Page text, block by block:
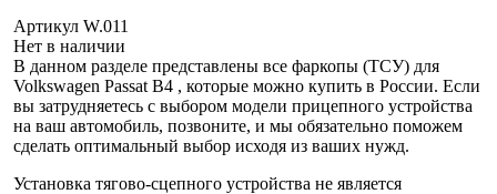
Артикул W.011
Нет в наличии
В данном разделе представлены все фаркопы (ТСУ) для
Volkswagen Passat B4 , которые можно купить в России. Если
вы затрудняетесь с выбором модели прицепного устройства
на ваш автомобиль, позвоните, и мы обязательно поможем
сделать оптимальный выбор исходя из ваших нужд.
Установка тягово-сцепного устройства не является